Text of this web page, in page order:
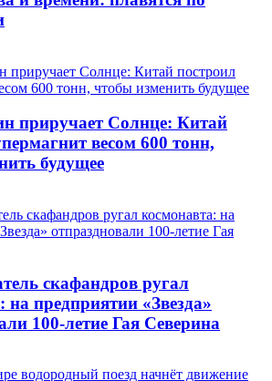
приручает Солнце: Китай
весом 600 тонн,
будущее
скафандров ругал
на предприятии «Звезда»
100-летие Гая Северина